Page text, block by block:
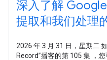
深入了解
提取和我们处理
2026 年 3 月 31 日，星期二
Record”播客的第 105 集 ，